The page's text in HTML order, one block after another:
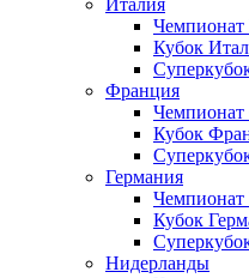
Италия
Кубок
Франция
Кубок
Германия
Чемпионат
Кубок
Нидерланды